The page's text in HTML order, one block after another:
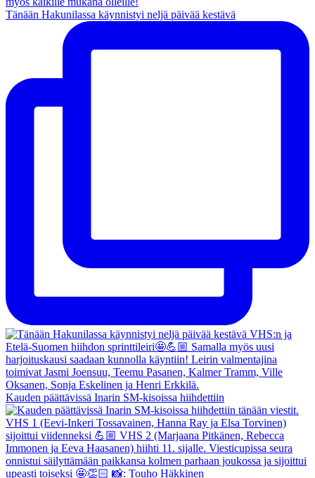
Tänään Hakunilassa käynnistyi neljä päivää kestävä
Kauden päättävissä Inarin SM-kisoissa hiihdettiin